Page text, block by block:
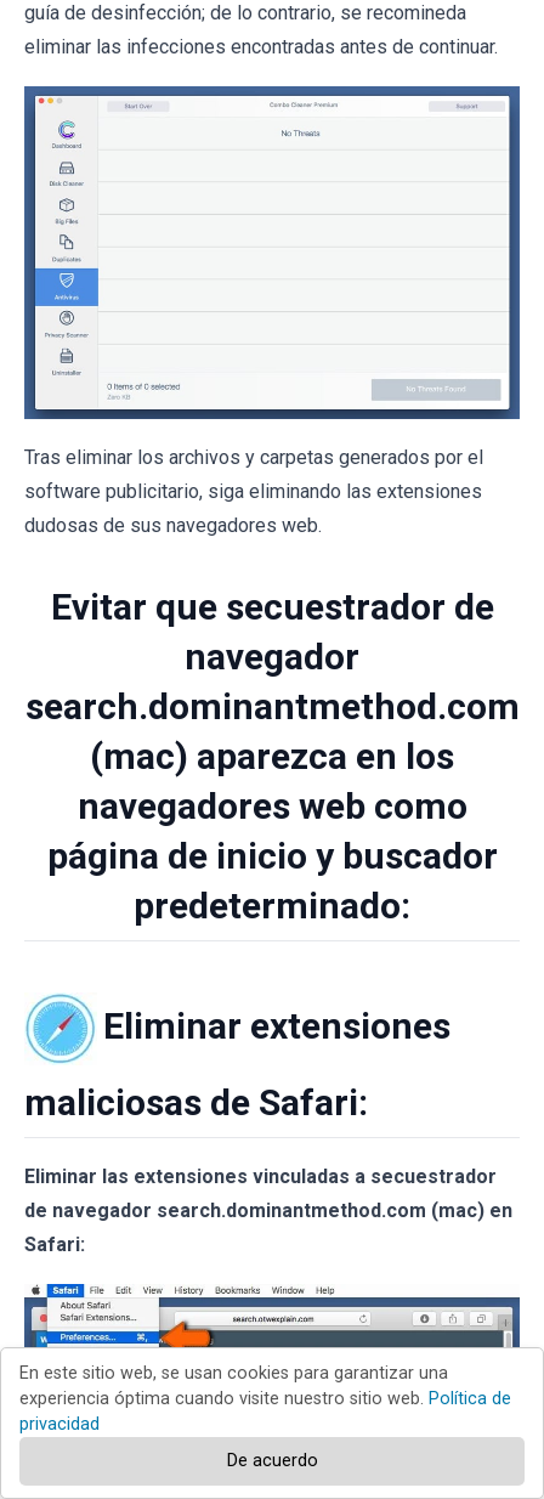
guía de desinfección; de lo contrario, se recomineda
eliminar las infecciones encontradas antes de continuar.
Tras eliminar los archivos y carpetas generados por el
software publicitario, siga eliminando las extensiones
dudosas de sus navegadores web.
Evitar que secuestrador de
navegador
search.dominantmethod.com
(mac) aparezca en los
navegadores web como
página de inicio y buscador
predeterminado:
Eliminar extensiones
maliciosas de Safari:
Eliminar las extensiones vinculadas a secuestrador
de navegador search.dominantmethod.com (mac) en
Safari:
En este sitio web, se usan cookies para garantizar una
experiencia óptima cuando visite nuestro sitio web. Política de
privacidad
De acuerdo